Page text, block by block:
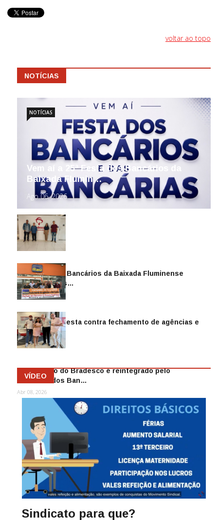
voltar ao topo
NOTÍCIAS
Vem aí a 25ª Festa dos Bancários da
Baixada Flumin…
Ago 06, 2026
NOTÍCIAS
Sindicato dos Bancários da Baixada Fluminense
reintegra mais…
Jul 14, 2026
Sindicato protesta contra fechamento de agências e
as demiss…
Mai 13, 2026
Funcionário do Bradesco é reintegrado pelo
Sindicato dos Ban…
Abr 08, 2026
VÍDEO
Sindicato para que?